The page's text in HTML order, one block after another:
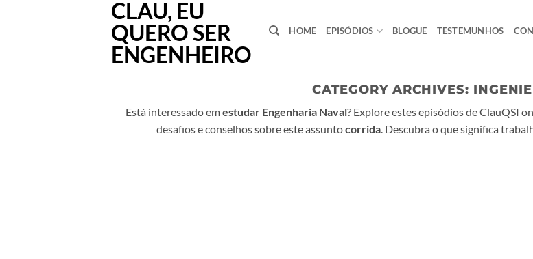
HOME EPISÓDIOS BLOGUE TESTEMUNHOS
CATEGORY ARCHIVES:
Está interessado emestudar Engenharia Naval? Explore estes episódios de ClauQSI
desafios e conselhos sobre este assuntocorrida. Descubra o que significa